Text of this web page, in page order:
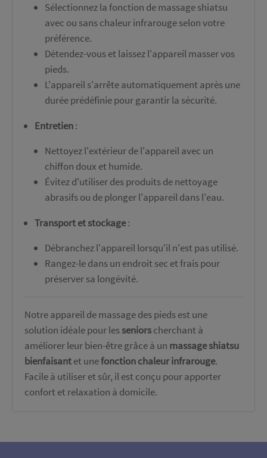
Sélectionnez la fonction de massage shiatsu
avec ou sans chaleur infrarouge selon votre
préférence.
Détendez-vous et laissez l'appareil masser vos
pieds.
L'appareil s'arrête automatiquement après une
durée prédéfinie pour garantir la sécurité.
Entretien:
Nettoyez l'extérieur de l'appareil avec un
chiffon doux et humide.
Évitez d'utiliser des produits de nettoyage
abrasifs ou de plonger l'appareil dans l'eau.
Transport et stockage:
Débranchez l'appareil lorsqu'il n'est pas utilisé.
Rangez-le dans un endroit sec et frais pour
préserver sa longévité.
Notre appareil de massage des pieds est une
solution idéale pour lesseniorscherchant à
améliorer leur bien-être grâce à un massage shiatsu
bienfaisantet unefonction chaleur infrarouge.
Facile à utiliser et sûr, il est conçu pour apporter
confort et relaxation à domicile.